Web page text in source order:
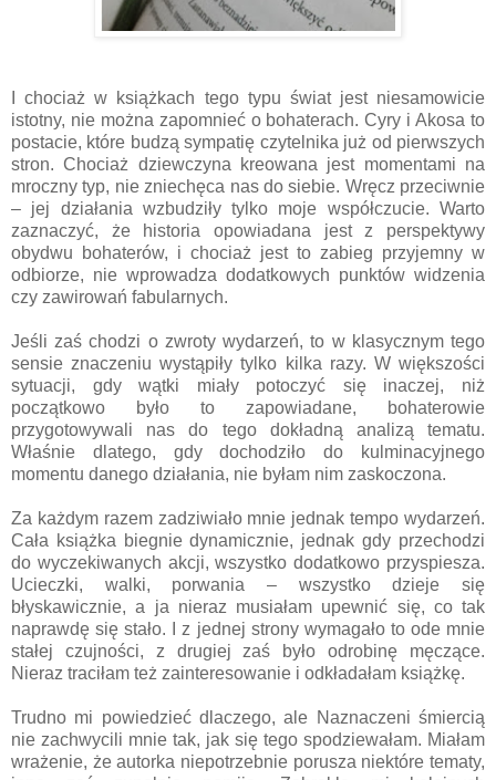
I chociaż w książkach tego typu świat jest niesamowicie
istotny, nie można zapomnieć o bohaterach. Cyry i Akosa to
postacie, które budzą sympatię czytelnika już od pierwszych
stron. Chociaż dziewczyna kreowana jest momentami na
mroczny typ, nie zniechęca nas do siebie. Wręcz przeciwnie
– jej działania wzbudziły tylko moje współczucie. Warto
zaznaczyć, że historia opowiadana jest z perspektywy
obydwu bohaterów, i chociaż jest to zabieg przyjemny w
odbiorze, nie wprowadza dodatkowych punktów widzenia
czy zawirowań fabularnych.
Jeśli zaś chodzi o zwroty wydarzeń, to w klasycznym tego
sensie znaczeniu wystąpiły tylko kilka razy. W większości
sytuacji, gdy wątki miały potoczyć się inaczej, niż
początkowo było to zapowiadane, bohaterowie
przygotowywali nas do tego dokładną analizą tematu.
Właśnie dlatego, gdy dochodziło do kulminacyjnego
momentu danego działania, nie byłam nim zaskoczona.
Za każdym razem zadziwiało mnie jednak tempo wydarzeń.
Cała książka biegnie dynamicznie, jednak gdy przechodzi
do wyczekiwanych akcji, wszystko dodatkowo przyspiesza.
Ucieczki, walki, porwania – wszystko dzieje się
błyskawicznie, a ja nieraz musiałam upewnić się, co tak
naprawdę się stało. I z jednej strony wymagało to ode mnie
stałej czujności, z drugiej zaś było odrobinę męczące.
Nieraz traciłam też zainteresowanie i odkładałam książkę.
Trudno mi powiedzieć dlaczego, ale Naznaczeni śmiercią
nie zachwycili mnie tak, jak się tego spodziewałam. Miałam
wrażenie, że autorka niepotrzebnie porusza niektóre tematy,